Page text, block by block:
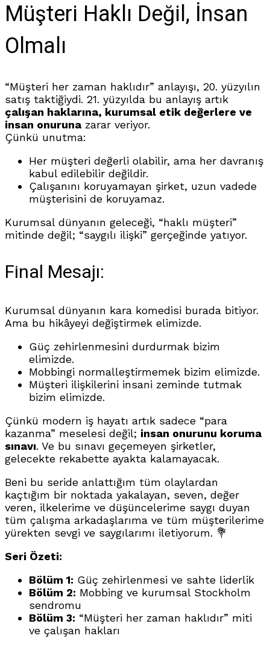
Müşteri Haklı Değil, İnsan
Olmalı
“Müşteri her zaman haklıdır” anlayışı, 20. yüzyılın
satış taktiğiydi. 21. yüzyılda bu anlayış artık
çalışan haklarına, kurumsal etik değerlere ve
insan onuruna zarar veriyor.
Çünkü unutma:
Her müşteri değerli olabilir, ama her davranış
kabul edilebilir değildir.
Çalışanını koruyamayan şirket, uzun vadede
müşterisini de koruyamaz.
Kurumsal dünyanın geleceği, “haklı müşteri”
mitinde değil; “saygılı ilişki” gerçeğinde yatıyor.
Final Mesajı:
Kurumsal dünyanın kara komedisi burada bitiyor.
Ama bu hikâyeyi değiştirmek elimizde.
Güç zehirlenmesini durdurmak bizim
elimizde.
Mobbingi normalleştirmemek bizim elimizde.
Müşteri ilişkilerini insani zeminde tutmak
bizim elimizde.
Çünkü modern iş hayatı artık sadece “para
kazanma” meselesi değil; insan onurunu koruma
sınavı. Ve bu sınavı geçemeyen şirketler,
gelecekte rekabette ayakta kalamayacak.
Beni bu seride anlattığım tüm olaylardan
kaçtığım bir noktada yakalayan, seven, değer
veren, ilkelerime ve düşüncelerime saygı duyan
tüm çalışma arkadaşlarıma ve tüm müşterilerime
yürekten sevgi ve saygılarımı iletiyorum. 💐
Seri Özeti:
Bölüm 1: Güç zehirlenmesi ve sahte liderlik
Bölüm 2: Mobbing ve kurumsal Stockholm
sendromu
Bölüm 3: “Müşteri her zaman haklıdır” miti
ve çalışan hakları